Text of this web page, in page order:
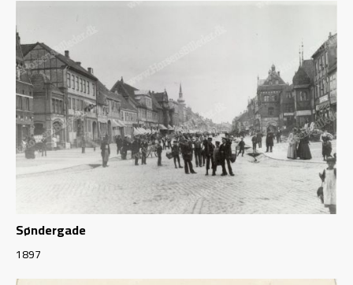
Søndergade
1897